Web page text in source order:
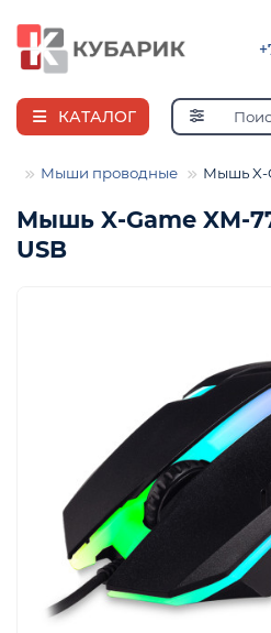
КАТАЛОГ
Мыши проводные Мышь X-
Мышь X-Game XM-
USB